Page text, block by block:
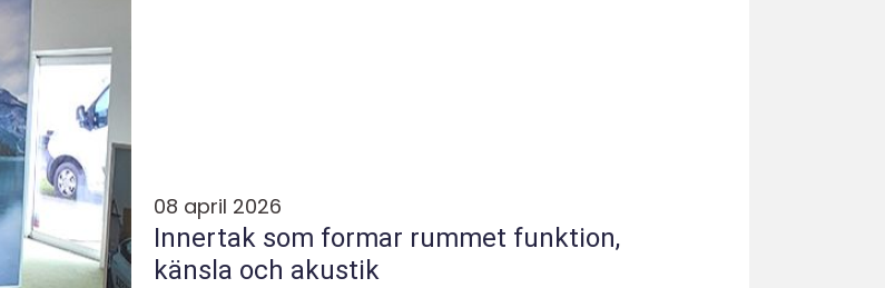
08 april 2026
Innertak som formar rummet funktion,
känsla och akustik